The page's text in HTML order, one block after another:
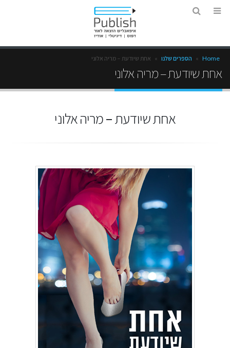
Home
» הספרים שלנו » אחת שיודעת – מריה אלוני
אחת שיודעת – מריה אלוני
אחת שיודעת – מריה אלוני